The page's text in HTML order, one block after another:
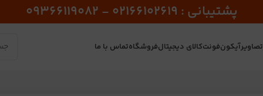
پشتیبانی : 02166102619 - 09366119082
تصاویرآیکونفونتکالای دیجیتالفروشگاهتماس با ما